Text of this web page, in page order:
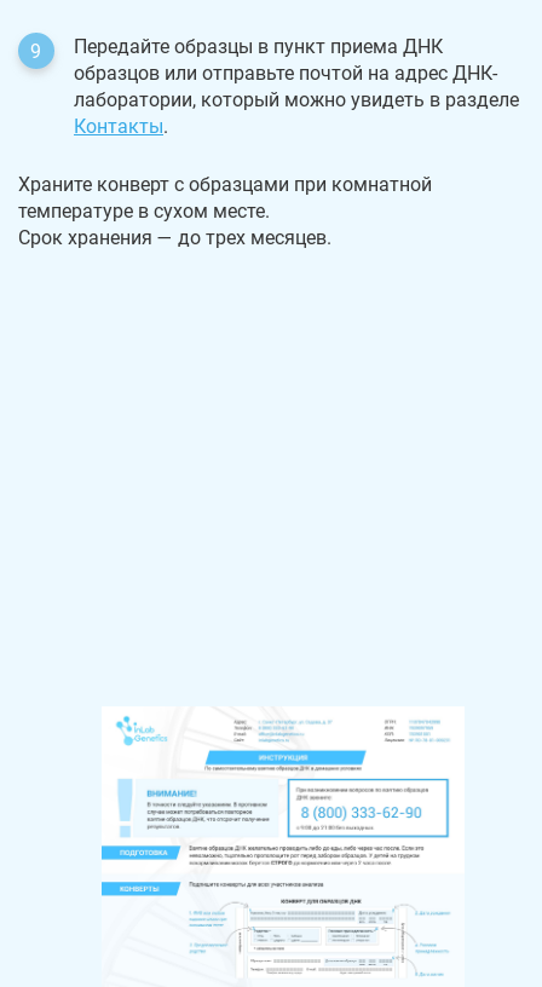
Передайте образцы в пункт приема ДНК
образцов или отправьте почтой на адрес ДНК-
лаборатории, который можно увидеть в разделе
Контакты.
Храните конверт с образцами при комнатной
температуре в сухом месте.
Срок хранения — до трех месяцев.